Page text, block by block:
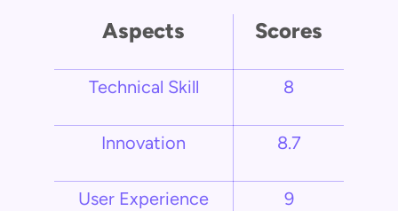
Aspects Scores
Technical Skill 8
Innovation 8.7
User Experience 9